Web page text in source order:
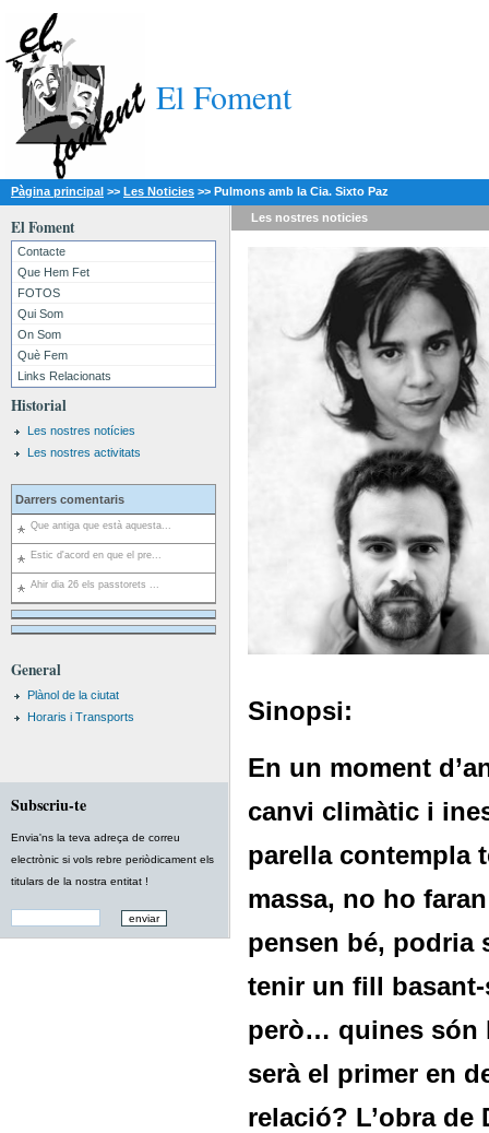
El Foment
Pàgina principal >> Les Noticies >> Pulmons amb la Cia. Sixto Paz
El Foment
Contacte
Que Hem Fet
FOTOS
Qui Som
On Som
Què Fem
Links Relacionats
Historial
Les nostres notícies
Les nostres activitats
Darrers comentaris
Que antiga que està aquesta...
Estic d'acord en que el pre...
Ahir dia 26 els passtorets ...
General
Plànol de la ciutat
Horaris i Transports
Subscriu-te
Envia'ns la teva adreça de correu
electrònic si vols rebre periòdicament els
titulars de la nostra entitat !
Les nostres noticies
Sinopsi:
En un moment
canvi climàtic i
parella contempla
massa, no ho
pensen bé, podria
tenir un fill
però… quines són
serà el primer en
relació? L’obra de